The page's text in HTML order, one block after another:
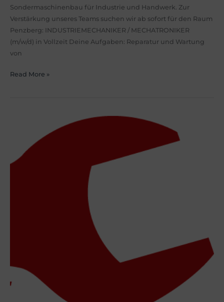
Sondermaschinenbau für Industrie und Handwerk. Zur
Verstärkung unseres Teams suchen wir ab sofort für den Raum
Penzberg: INDUSTRIEMECHANIKER / MECHATRONIKER
(m/w/d) in Vollzeit Deine Aufgaben: Reparatur und Wartung
von
Read More »
ENERGIEELEKTRONIKER
ANLAGETECHNIK
(m/w/d)